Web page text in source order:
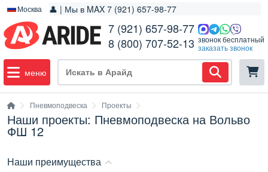
Москва 👤 | Мы в MAX 7 (921) 657-98-77
7 (921) 657-98-77
8 (800) 707-52-13 звонок бесплатный
заказать звонок
меню
Пневмоподвеска Проекты
Наши проекты: Пневмоподвеска на Вольво
ФШ 12
Наши преимущества